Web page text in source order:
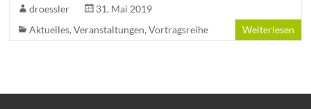
droessler
31. Mai 2019
Aktuelles,Veranstaltungen,Vortragsreihe Weiterlesen